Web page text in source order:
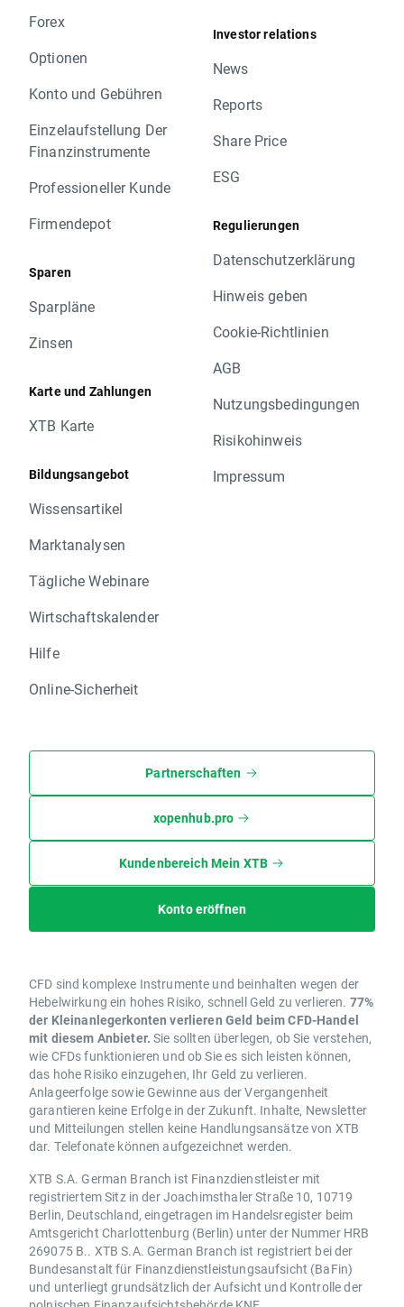
Forex
Optionen
Konto und Gebühren
Einzelaufstellung Der
Finanzinstrumente
Professioneller Kunde
Firmendepot
Sparen
Sparpläne
Zinsen
Karte und Zahlungen
XTB Karte
Bildungsangebot
Wissensartikel
Marktanalysen
Tägliche Webinare
Wirtschaftskalender
Hilfe
Online-Sicherheit
Investor relations
News
Reports
Share Price
ESG
Regulierungen
Datenschutzerklärung
Hinweis geben
Cookie-Richtlinien
AGB
Nutzungsbedingungen
Risikohinweis
Impressum
Partnerschaften
xopenhub.pro
Kundenbereich Mein XTB
Konto eröffnen
CFD sind komplexe Instrumente und beinhalten wegen der
Hebelwirkung ein hohes Risiko, schnell Geld zu verlieren. 77%
der Kleinanlegerkonten verlieren Geld beim CFD-Handel
mit diesem Anbieter. Sie sollten überlegen, ob Sie verstehen,
wie CFDs funktionieren und ob Sie es sich leisten können,
das hohe Risiko einzugehen, Ihr Geld zu verlieren.
Anlageerfolge sowie Gewinne aus der Vergangenheit
garantieren keine Erfolge in der Zukunft. Inhalte, Newsletter
und Mitteilungen stellen keine Handlungsansätze von XTB
dar. Telefonate können aufgezeichnet werden.
XTB S.A. German Branch ist Finanzdienstleister mit
registriertem Sitz in der Joachimsthaler Straße 10, 10719
Berlin, Deutschland, eingetragen im Handelsregister beim
Amtsgericht Charlottenburg (Berlin) unter der Nummer HRB
269075 B.. XTB S.A. German Branch ist registriert bei der
Bundesanstalt für Finanzdienstleistungsaufsicht (BaFin)
und unterliegt grundsätzlich der Aufsicht und Kontrolle der